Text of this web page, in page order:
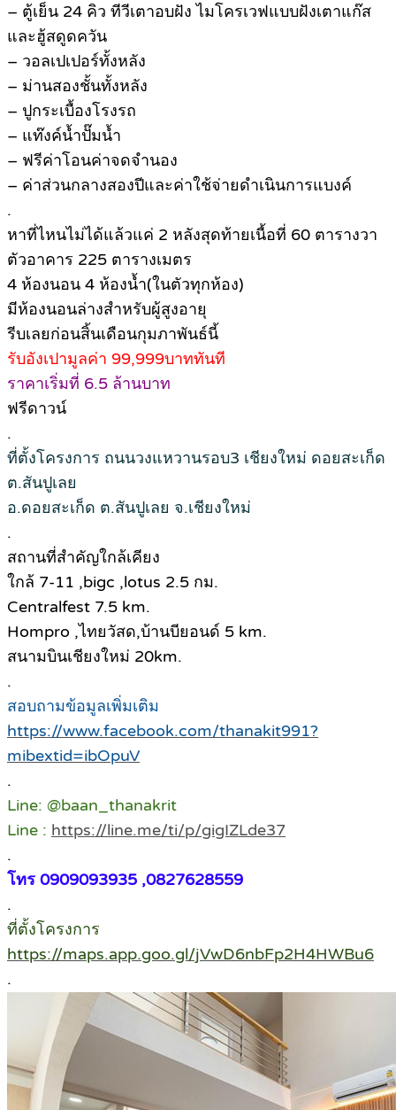
– ตู้เย็น 24 คิว ทีวีเตาอบฝัง ไมโครเวฟแบบฝังเตาแก๊ส
และฮู้สดูดควัน
– วอลเปเปอร์ทั้งหลัง
– ม่านสองชั้นทั้งหลัง
– ปูกระเบื้องโรงรถ
– แท๊งค์น้ำปั๊มน้ำ
– ฟรีค่าโอนค่าจดจำนอง
– ค่าส่วนกลางสองปีและค่าใช้จ่ายดำเนินการแบงค์
.
หาที่ไหนไม่ได้แล้วแค่ 2 หลังสุดท้ายเนื้อที่ 60 ตารางวา
ตัวอาคาร 225 ตารางเมตร
4 ห้องนอน 4 ห้องน้ำ(ในตัวทุกห้อง)
มีห้องนอนล่างสำหรับผู้สูงอายุ
รีบเลยก่อนสิ้นเดือนกุมภาพันธ์นี้
รับอังเปามูลค่า 99,999บาททันที
ราคาเริ่มที่ 6.5 ล้านบาท
ฟรีดาวน์
.
ที่ตั้งโครงการ ถนนวงแหวานรอบ3 เชียงใหม่ ดอยสะเก็ด
ต.สันปูเลย
อ.ดอยสะเก็ด ต.สันปูเลย จ.เชียงใหม่
.
สถานที่สำคัญใกล้เคียง
ใกล้ 7-11 ,bigc ,lotus 2.5 กม.
Centralfest 7.5 km.
Hompro ,ไทยวัสด,บ้านบียอนด์ 5 km.
สนามบินเชียงใหม่ 20km.
.
สอบถามข้อมูลเพิ่มเติม
https://www.facebook.com/thanakit991?
mibextid=ibOpuV
.
Line: @baan_thanakrit
Line : https://line.me/ti/p/gigIZLde37
.
โทร 0909093935 ,0827628559
.
ที่ตั้งโครงการ
https://maps.app.goo.gl/jVwD6nbFp2H4HWBu6
.